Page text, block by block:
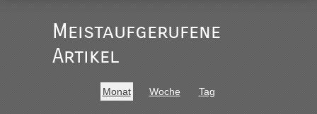
Verdacht.“
inRecht, Visa und Dokumente • Re: Seit Anfang des
Milliarden aufgedeckt
Meistaufgerufene
Artikel
Monat Woche Tag